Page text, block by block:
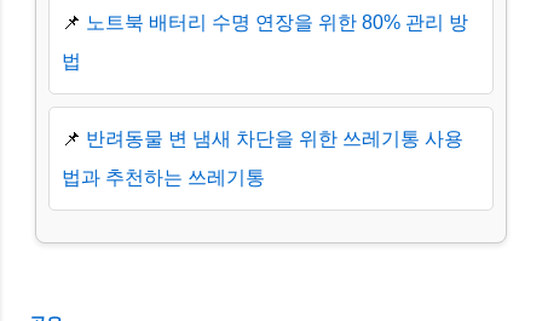
📌 노트북 배터리 수명 연장을 위한 80% 관리 방
법
📌 반려동물 변 냄새 차단을 위한 쓰레기통 사용
법과 추천하는 쓰레기통